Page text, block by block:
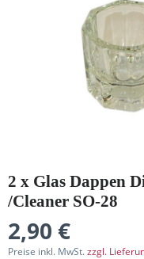
2 x Glas Dappen
/Cleaner SO-28
2,90 €
Preise inkl. MwSt.zzgl.